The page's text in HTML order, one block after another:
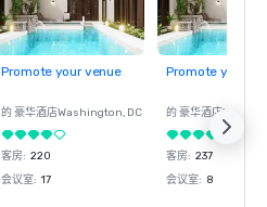
Promote your venue
的 豪华酒店Washington, DC
客房: 220
会议室: 17
Promote your
的 豪华酒店
客房: 237
会议室: 8